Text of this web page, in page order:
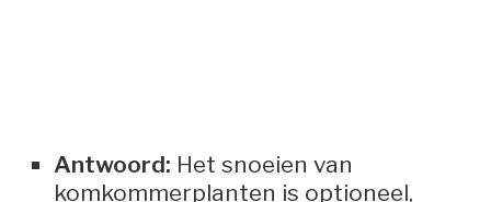
Antwoord: Het snoeien van
komkommerplanten is optioneel,